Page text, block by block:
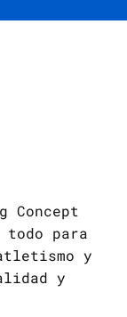
Concept
para
y
y